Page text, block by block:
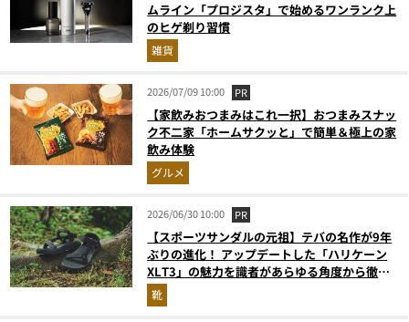
ムライン「プロジスタ」で始めるワンランク上
のヒゲ剃り習慣
雑貨
2026/07/09 10:00 PR
【家飲みおつまみはこれ一択】おつまみスナッ
ク不二家「ホームサクッと」で簡単＆極上の家
飲み体験
グルメ
2026/06/30 10:00 PR
【スポーツサンダルの元祖】テバの名作が9年
ぶりの進化！ アップデートした「ハリケーン
XLT3」の魅力を識者があらゆる角度から徹底
解説！
靴